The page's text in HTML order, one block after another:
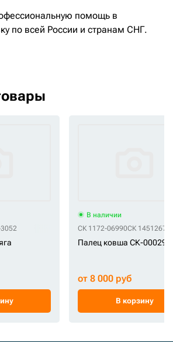
помощь в
по всей России и странам СНГ.
В наличии
СК 1172-06990СК 14512677
Палец ковша СК-
от 8 000 руб
В корзину